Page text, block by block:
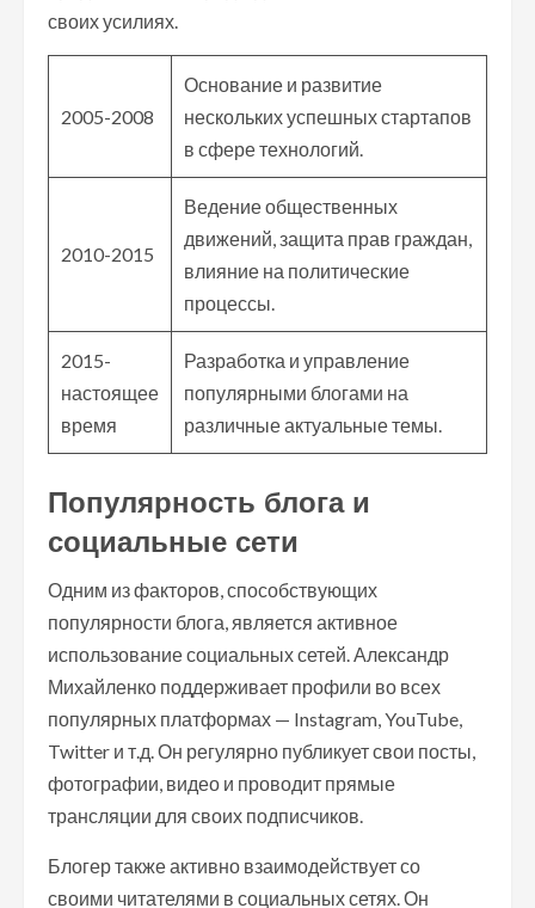
своих усилиях.
2005-2008
Основание и развитие
нескольких успешных стартапов
в сфере технологий.
2010-2015
Ведение общественных
движений, защита прав граждан,
влияние на политические
процессы.
2015-
настоящее
время
Разработка и управление
популярными блогами на
различные актуальные темы.
Популярность блога и
социальные сети
Одним из факторов, способствующих
популярности блога, является активное
использование социальных сетей. Александр
Михайленко поддерживает профили во всех
популярных платформах — Instagram, YouTube,
Twitter и т.д. Он регулярно публикует свои посты,
фотографии, видео и проводит прямые
трансляции для своих подписчиков.
Блогер также активно взаимодействует со
своими читателями в социальных сетях. Он